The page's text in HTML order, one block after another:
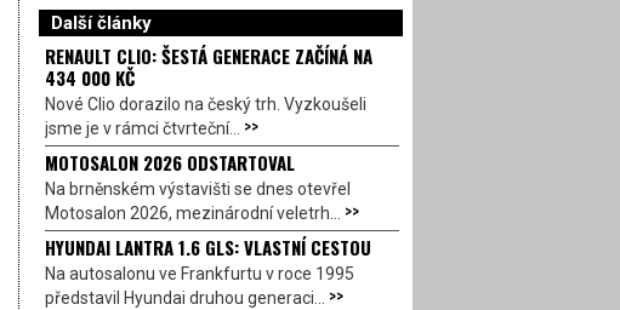
Další články
RENAULT CLIO: ŠESTÁ GENERACE ZAČÍNÁ NA
434 000 KČ
Nové Clio dorazilo na český trh. Vyzkoušeli
jsme je v rámci čtvrteční... >>
MOTOSALON 2026 ODSTARTOVAL
Na brněnském výstavišti se dnes otevřel
Motosalon 2026, mezinárodní veletrh... >>
HYUNDAI LANTRA 1.6 GLS: VLASTNÍ CESTOU
Na autosalonu ve Frankfurtu v roce 1995
představil Hyundai druhou generaci... >>